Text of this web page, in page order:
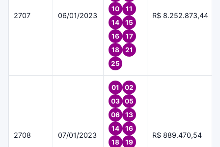
2707 06/01/2023
10
11
14
15
16
17
18
21
25
R$ 8.252.873,44
2708 07/01/2023
01
02
03
05
06
13
14
16
18
19
R$ 889.470,54